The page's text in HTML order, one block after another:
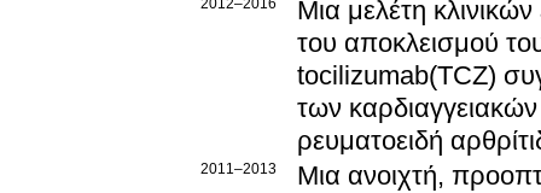
2012–2016
Μια μελέτη
του αποκλεισμού
tocilizumab(TCZ)
των
ρευματοειδή
2011–2013
Μια ανοιχτή,